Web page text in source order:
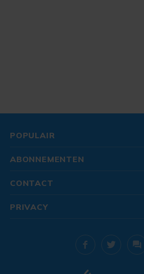
POPULAIR
ABONNEMENTEN
CONTACT
PRIVACY